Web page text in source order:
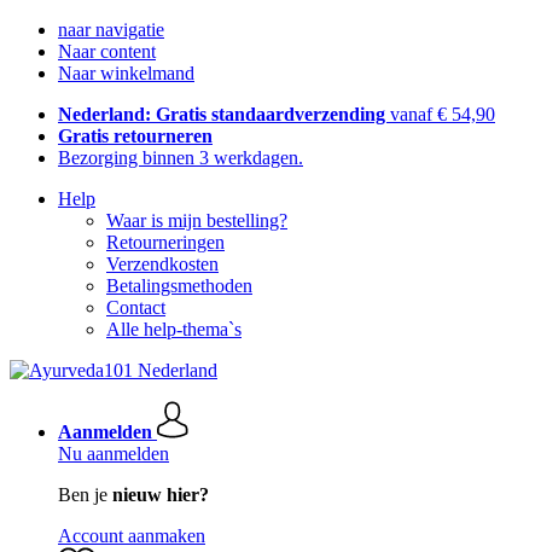
naar navigatie
Naar content
Naar winkelmand
Nederland: Gratis standaardverzending vanaf € 54,90
Gratis retourneren
Bezorging binnen 3 werkdagen.
Help
Waar is mijn bestelling?
Retourneringen
Verzendkosten
Betalingsmethoden
Contact
Alle help-thema`s
Aanmelden
Nu aanmelden
Ben je nieuw hier?
Account aanmaken